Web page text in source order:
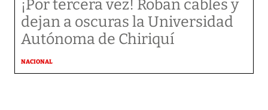
¡Por tercera vez! Roban cables y
dejan a oscuras la Universidad
Autónoma de Chiriquí
NACIONAL